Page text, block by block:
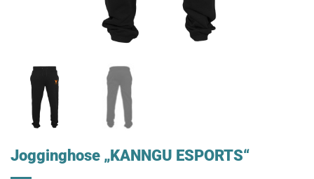
Jogginghose „KANNGU ESPORTS“